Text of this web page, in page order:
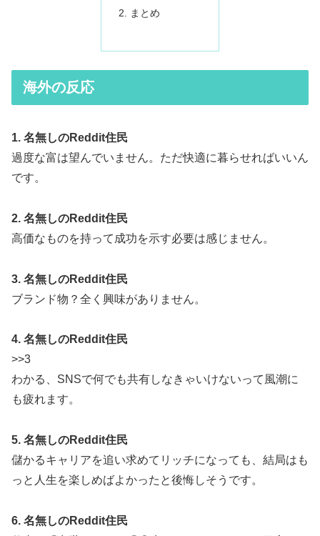
まとめ
海外の反応
1. 名無しのReddit住民
過度な富は望んでいません。ただ快適に暮らせればいいん
です。
2. 名無しのReddit住民
高価なものを持って成功を示す必要は感じません。
3. 名無しのReddit住民
ブランド物？全く興味がありません。
4. 名無しのReddit住民
>>3
わかる、SNSで何でも共有しなきゃいけないって風潮に
も疲れます。
5. 名無しのReddit住民
儲かるキャリアを追い求めてリッチになっても、結局はも
っと人生を楽しめばよかったと後悔しそうです。
6. 名無しのReddit住民